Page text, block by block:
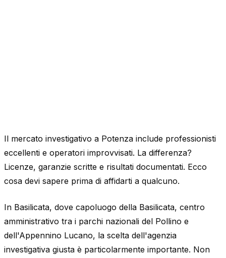
Il mercato investigativo a Potenza include professionisti
eccellenti e operatori improvvisati. La differenza?
Licenze, garanzie scritte e risultati documentati. Ecco
cosa devi sapere prima di affidarti a qualcuno.
In Basilicata, dove capoluogo della Basilicata, centro
amministrativo tra i parchi nazionali del Pollino e
dell'Appennino Lucano, la scelta dell'agenzia
investigativa giusta è particolarmente importante. Non